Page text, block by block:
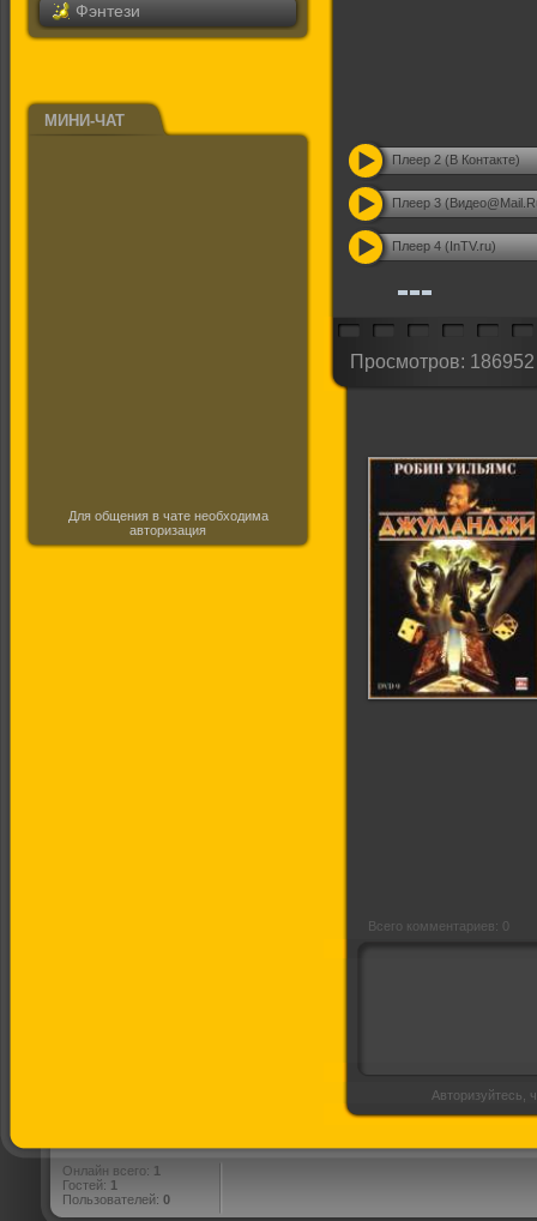
Фэнтези
МИНИ-ЧАТ
Для общения в чате необходима
авторизация
Плеер 2 (В Контакте)
Плеер 3
Плеер 4 (InTV.ru)
Просмотров: 186952
Всего комментариев: 0
Авторизуйтесь,
Онлайн всего: 1
Гостей: 1
Пользователей: 0